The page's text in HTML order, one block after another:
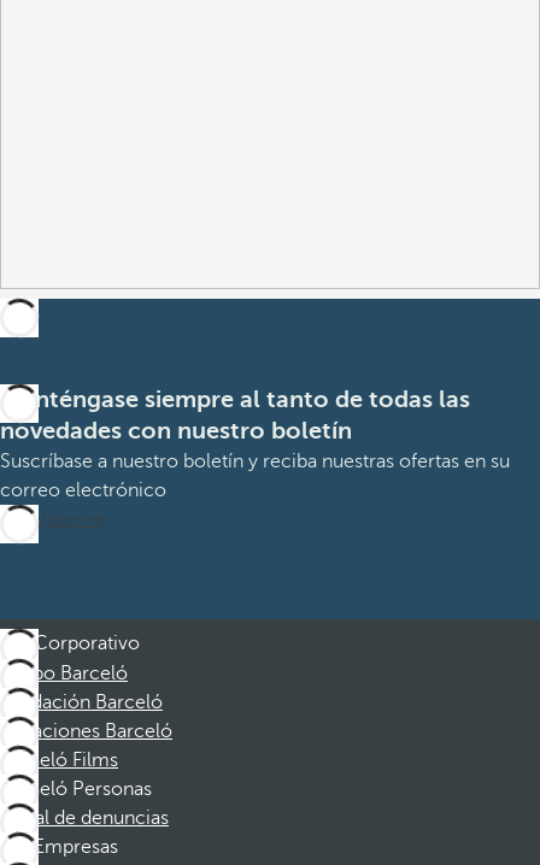
Manténgase siempre al tanto de todas las
novedades con nuestro boletín
Suscríbase a nuestro boletín y reciba nuestras ofertas en su
correo electrónico
Suscribirme
Corporativo
Grupo Barceló
Fundación Barceló
Vacaciones Barceló
Barceló Films
Barceló Personas
Canal de denuncias
Empresas